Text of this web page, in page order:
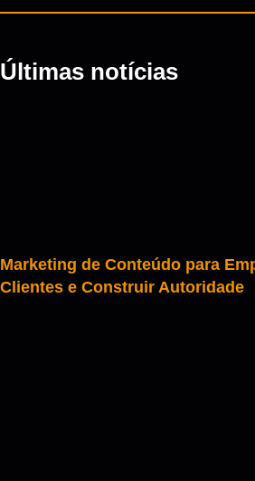
Últimas notícias
Marketing de Conteúdo para
Clientes e Construir Autoridade